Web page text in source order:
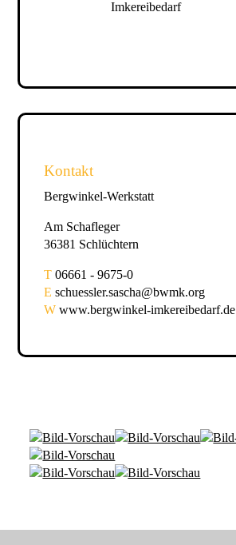
Kontakt
Bergwinkel-Werkstatt
Am Schafleger
36381 Schlüchtern
T06661 - 9675-0
Eschuessler.sascha@bwmk.org
Wwww.bergwinkel-imkereibedarf.de